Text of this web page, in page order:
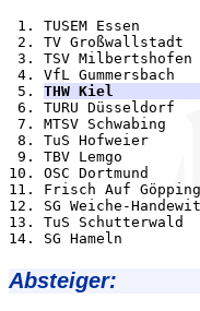
1. TUSEM Essen
2. TV
3. TSV
4. VfL
5. THW
6. TURU
7. MTSV
8. TuS Hofweier
9. TBV Lemgo
10. OSC Dortmund
11. Frisch Auf
12. SG Weiche-
13. TuS
Absteiger: